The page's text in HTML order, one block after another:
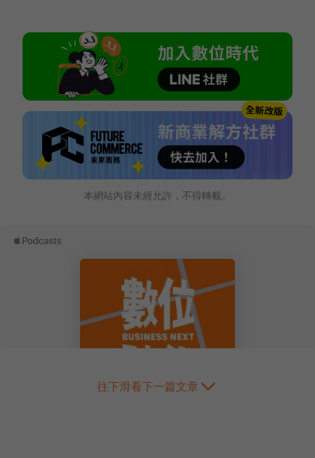
本網站內容未經允許，不得轉載。
往下滑看下一篇文章